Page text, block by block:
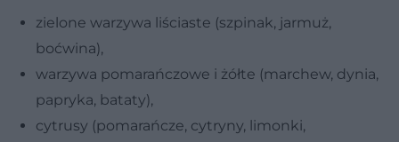
zielone warzywa liściaste (szpinak, jarmuż,
boćwina),
warzywa pomarańczowe i żółte (marchew, dynia,
papryka, bataty),
cytrusy (pomarańcze, cytryny, limonki,